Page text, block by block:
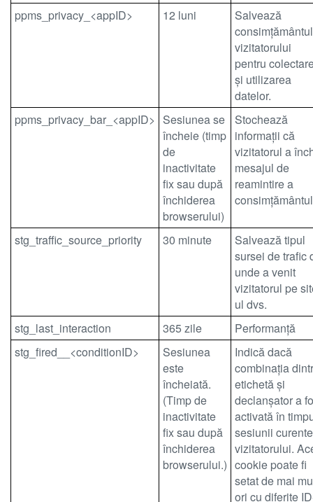
ppms_privacy_<appID>
12 luni
Salvează
consimțământul
vizitatorului
pentru
și utilizarea
datelor.
ppms_privacy_bar_<appID>
Sesiunea se
încheie (timp
de
inactivitate
fix sau după
închiderea
browserului)
Stochează
informații că
vizitatorul a
mesajul de
reamintire a
stg_traffic_source_priority 30 minute
Salvează tipul
sursei de trafic
unde a venit
vizitatorul pe
ul dvs.
stg_last_interaction
365 zile
Performanță
stg_fired__<conditionID>
Sesiunea
este
încheiată.
(Timp de
inactivitate
fix sau după
închiderea
browserului.)
Indică dacă
combinația
etichetă și
declanșator a
activată în
sesiunii
vizitatorului.
cookie poate fi
setat de mai
ori cu diferite